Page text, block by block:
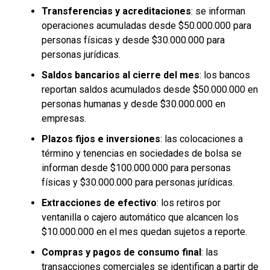
Cuando se le señaló que su precandidatura expresaba no
estar conforme con la candidatura de Javier Milei,
Lacunza respondió: “Ni con la de Milei ni con la eventual
de Kicillof. Cada gobierno tiene sus luces y sombras, sus
construcción que de demolición; hay que construir
Transferencias y acreditaciones: se informan
operaciones acumuladas desde $50.000.000 para
personas físicas y desde $30.000.000 para
personas jurídicas.
Saldos bancarios al cierre del mes: los bancos
reportan saldos acumulados desde $50.000.000 en
personas humanas y desde $30.000.000 en
empresas.
Plazos fijos e inversiones: las colocaciones a
término y tenencias en sociedades de bolsa se
informan desde $100.000.000 para personas
físicas y $30.000.000 para personas jurídicas.
Extracciones de efectivo: los retiros por
ventanilla o cajero automático que alcancen los
$10.000.000 en el mes quedan sujetos a reporte.
Compras y pagos de consumo final: las
transacciones comerciales se identifican a partir de